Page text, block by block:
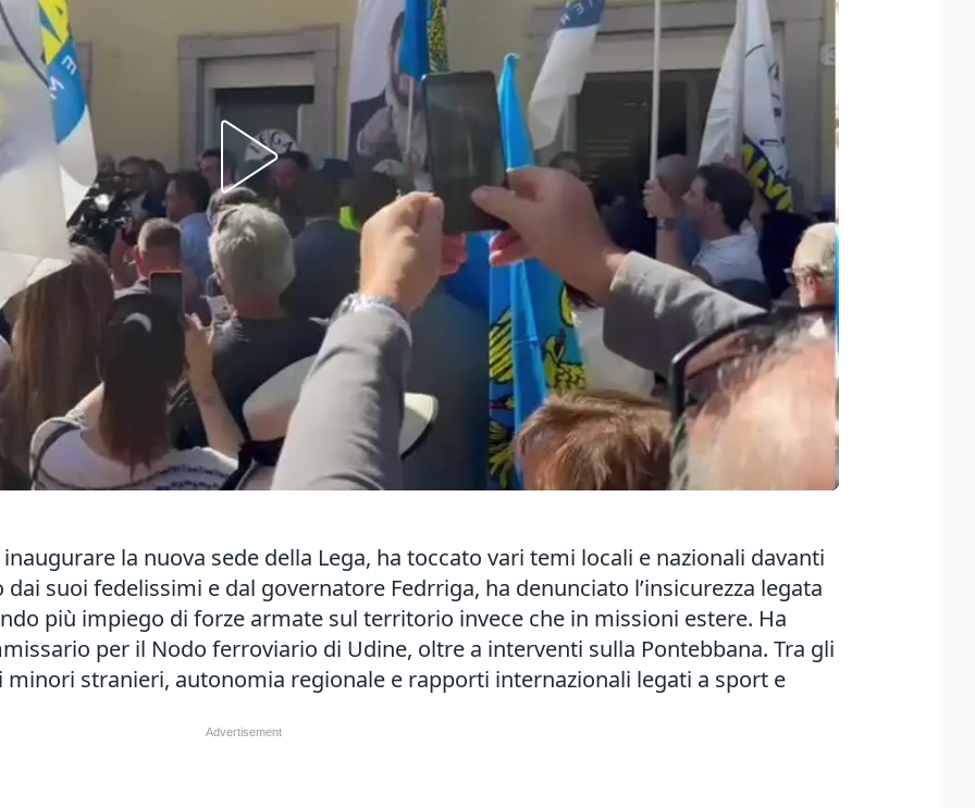
la nuova sede della Lega, ha toccato vari temi locali e nazionali davanti
suoi fedelissimi e dal governatore Fedrriga, ha denunciato l’insicurezza legata
più impiego di forze armate sul territorio invece che in missioni estere. Ha
per il Nodo ferroviario di Udine, oltre a interventi sulla Pontebbana. Tra gli
stranieri, autonomia regionale e rapporti internazionali legati a sport e